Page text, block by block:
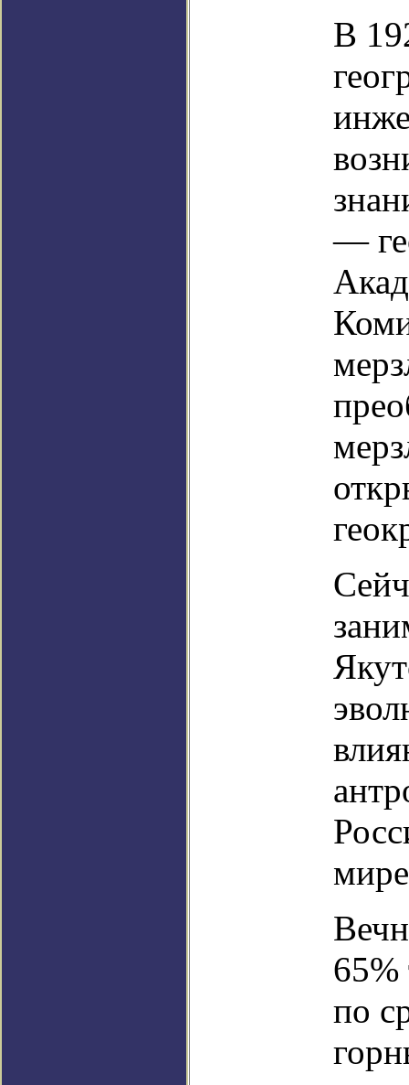
В
—
65%
по